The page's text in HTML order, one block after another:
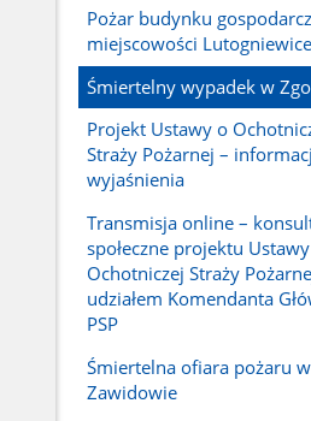
Pożar budynku
miejscowości Lutogniewice
Śmiertelny wypadek w
Projekt Ustawy o
Straży Pożarnej –
wyjaśnienia
Transmisja online –
społeczne projektu
Ochotniczej Straży
udziałem Komendanta
PSP
Śmiertelna ofiara pożaru w
Zawidowie